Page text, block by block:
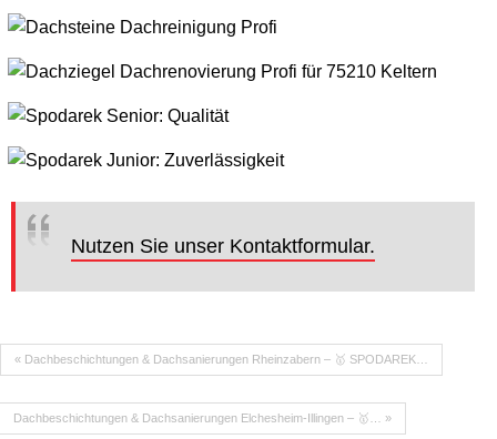
Nutzen Sie unser Kontaktformular.
« Dachbeschichtungen & Dachsanierungen Rheinzabern – 🥇 SPODAREK…
Dachbeschichtungen & Dachsanierungen Elchesheim-Illingen – 🥇… »